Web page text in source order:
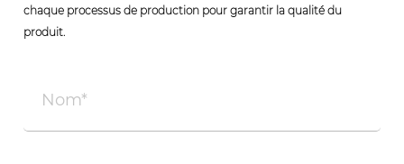
chaque processus de production pour garantir la qualité du
produit.